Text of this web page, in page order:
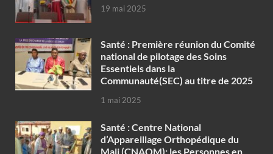
19 mai 2025
Santé : Première réunion du Comité
national de pilotage des Soins
Essentiels dans la
Communauté(SEC) au titre de 2025
1 mai 2025
Santé : Centre National
d’Appareillage Orthopédique du
Mali (CNAOM): les Personnes en